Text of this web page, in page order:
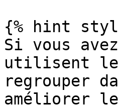
{% hint
Si vous
utilisent les
regrouper
améliorer